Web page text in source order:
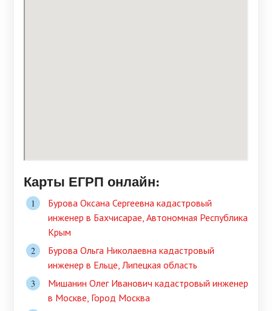
Карты ЕГРП онлайн:
Бурова Оксана Сергеевна кадастровый
инженер в Бахчисарае, Автономная Республика
Крым
Бурова Ольга Николаевна кадастровый
инженер в Ельце, Липецкая область
Мишанин Олег Иванович кадастровый инженер
в Москве, Город Москва